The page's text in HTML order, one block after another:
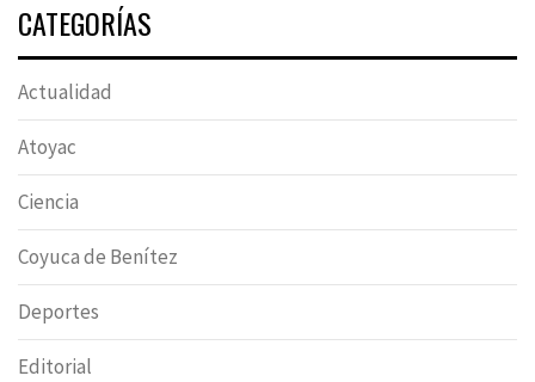
CATEGORÍAS
Actualidad
Atoyac
Ciencia
Coyuca de Benítez
Deportes
Editorial